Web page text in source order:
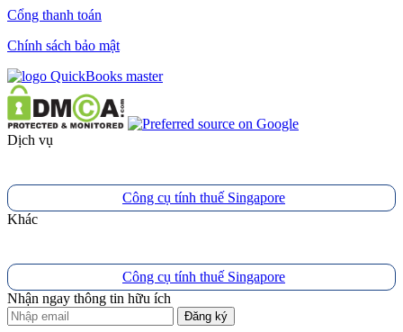
Cổng thanh toán
Chính sách bảo mật
Dịch vụ
Công cụ tính thuế Singapore
Khác
Công cụ tính thuế Singapore
Nhận ngay thông tin hữu ích
Đăng ký